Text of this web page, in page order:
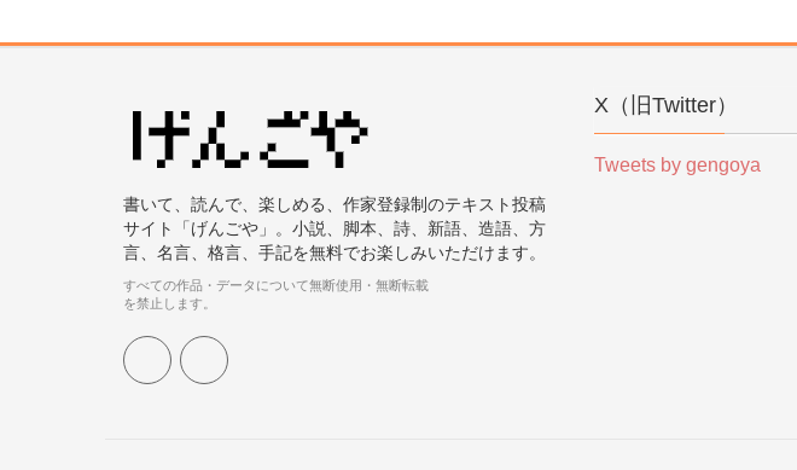
書いて、読んで、楽しめる、作家登録制のテキスト投稿
サイト「げんごや」。小説、脚本、詩、新語、造語、方
言、名言、格言、手記を無料でお楽しみいただけます。
すべての作品・データについて無断使用・無断転載
を禁止します。
X（旧Twitter）
Tweets by gengoya